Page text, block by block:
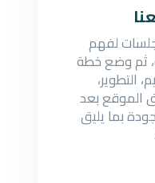
لفهم
ثم وضع خطة
التطوير،
الموقع بعد
بما يليق